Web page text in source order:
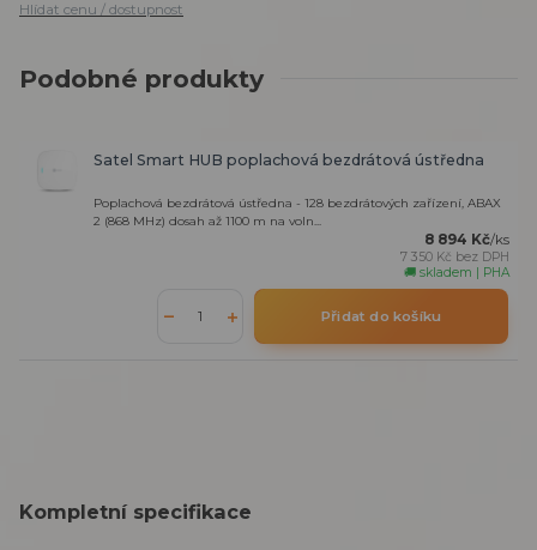
Hlídat cenu / dostupnost
Podobné produkty
Satel Smart HUB poplachová bezdrátová ústředna
Poplachová bezdrátová ústředna - 128 bezdrátových zařízení, ABAX
2 (868 MHz) dosah až 1100 m na voln...
8 894 Kč/ks
7 350 Kč bez DPH
🚚 skladem | PHA
Přidat do košíku
Kompletní specifikace